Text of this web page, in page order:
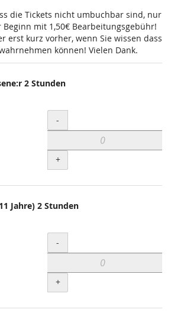
die Tickets nicht umbuchbar sind, nur
mit 1,50€ Bearbeitungsgebühr!
erst kurz vorher, wenn Sie wissen dass
können! Vielen Dank.
2 Stunden
Menge
-
+
Jahre) 2 Stunden
Menge
-
+